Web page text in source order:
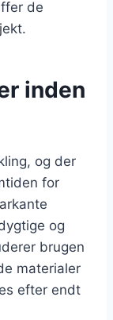
de
inden
og der
for
og
brugen
materialer
efter endt